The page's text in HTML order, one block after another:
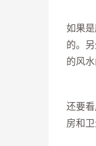
如果
的。
的风水
还要
房和